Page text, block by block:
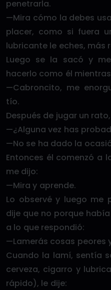
penetrarla.
—Mira cómo la debes
placer, como si fuera
lubricante le eches, más
Luego se la sacó y
hacerlo como él
—Cabroncito, me
tío.
Después de jugar un
—¿Alguna vez has
—No se ha dado la
Entonces él comenzó a
me dijo:
—Mira y aprende.
Lo observé y luego me
dije que no porque
a lo que respondió:
—Lamerás cosas peores
Cuando la lamí, sentía
cerveza, cigarro y
rápido), le dije: